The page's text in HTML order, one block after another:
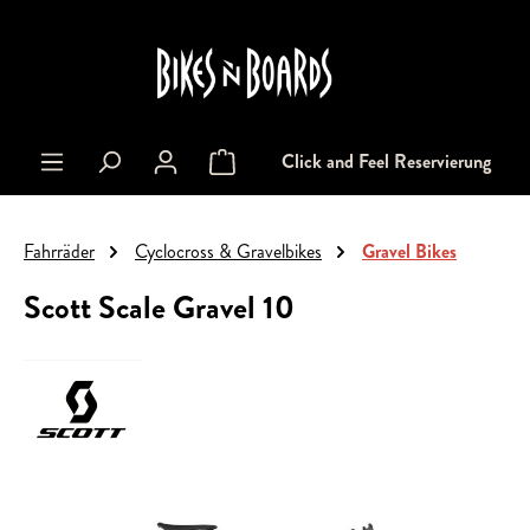
Warenkorb enthält 0 Positionen. Der
Click and Feel Reservierung
Fahrräder Cyclocross & Gravelbikes Gravel Bikes
Scott Scale Gravel 10